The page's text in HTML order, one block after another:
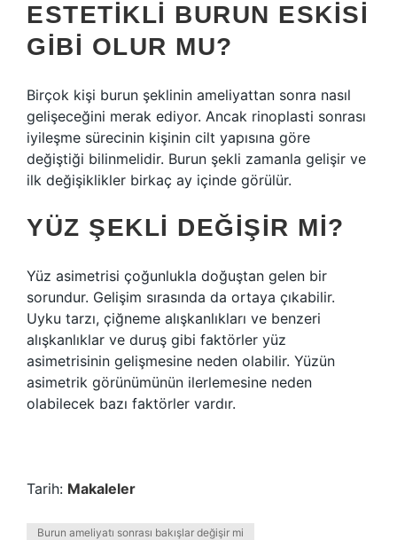
ESTETIKLI BURUN ESKISI
GIBI OLUR MU?
Birçok kişi burun şeklinin ameliyattan sonra nasıl
gelişeceğini merak ediyor. Ancak rinoplasti sonrası
iyileşme sürecinin kişinin cilt yapısına göre
değiştiği bilinmelidir. Burun şekli zamanla gelişir ve
ilk değişiklikler birkaç ay içinde görülür.
YÜZ ŞEKLI DEĞIŞIR MI?
Yüz asimetrisi çoğunlukla doğuştan gelen bir
sorundur. Gelişim sırasında da ortaya çıkabilir.
Uyku tarzı, çiğneme alışkanlıkları ve benzeri
alışkanlıklar ve duruş gibi faktörler yüz
asimetrisinin gelişmesine neden olabilir. Yüzün
asimetrik görünümünün ilerlemesine neden
olabilecek bazı faktörler vardır.
Tarih: Makaleler
Burun ameliyatı sonrası bakışlar değişir mi